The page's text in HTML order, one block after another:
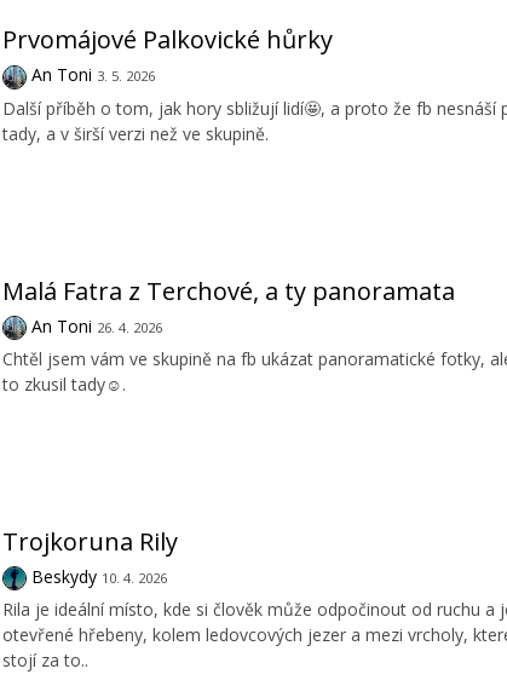
Prvomájové Palkovické hůrky
An Toni 3. 5. 2026
Další příběh o tom, jak hory sbližují lidí🤩, a proto že fb
tady, a v širší verzi než ve skupině.
Malá Fatra z Terchové, a ty panoramata
An Toni 26. 4. 2026
Chtěl jsem vám ve skupině na fb ukázat panoramatické fotky,
to zkusil tady☺️.
Trojkoruna Rily
Beskydy 10. 4. 2026
Rila je ideální místo, kde si člověk může odpočinout od ruchu a
otevřené hřebeny, kolem ledovcových jezer a mezi vrcholy,
stojí za to..